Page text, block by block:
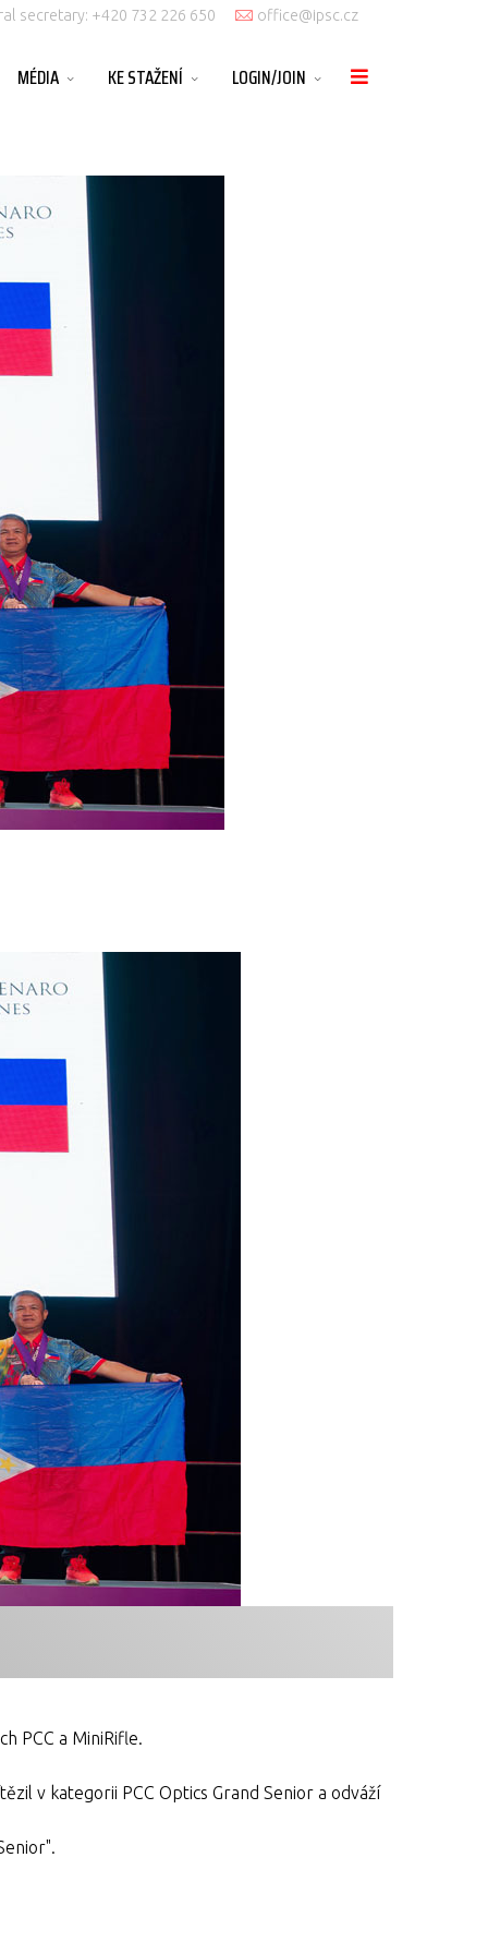
secretary: +420 732 226 650 office@ipsc.cz
MÉDIA KE STAŽENÍ LOGIN/JOIN
PCC a MiniRifle.
v kategorii PCC Optics Grand Senior a odváží